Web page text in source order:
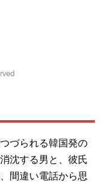
づられる韓国発の
沈する男と、彼氏
間違い電話から思